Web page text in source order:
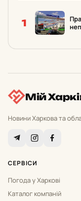
1
Мій
Новини Харкова та
СЕРВІСИ
Погода у Харкові
Каталог компаній